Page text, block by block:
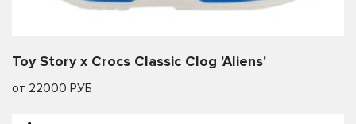
Toy Story x Crocs Classic Clog 'Aliens'
от 22000 РУБ